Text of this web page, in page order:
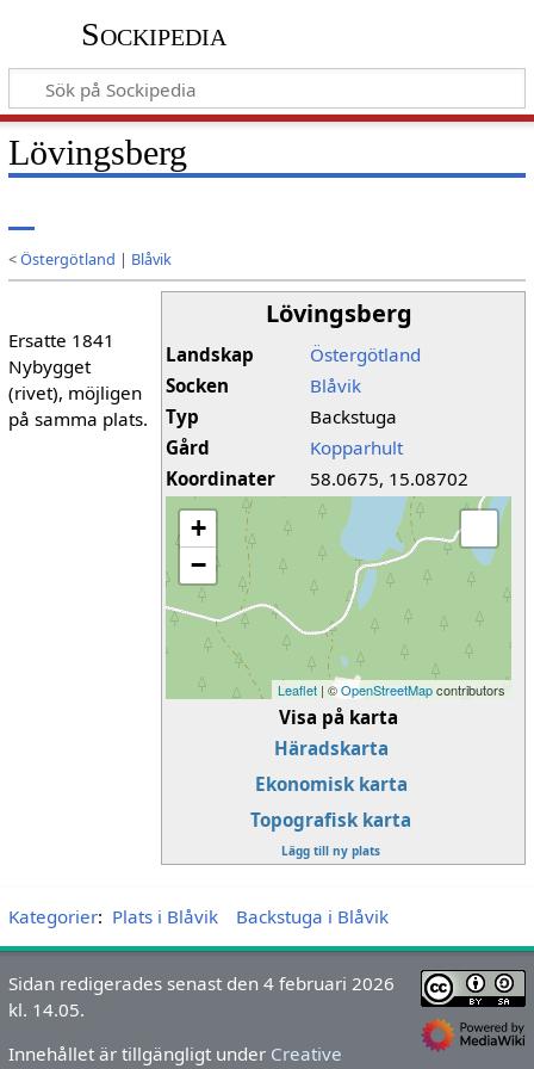
Sockipedia
Lövingsberg
<Östergötland | Blåvik
Lövingsberg
Landskap
Östergötland
Socken
Blåvik
Typ
Backstuga
Gård
Kopparhult
Koordinater
58.0675, 15.08702
+
−
Leaflet | ©OpenStreetMapcontributors
Visa på karta
Häradskarta
Ekonomisk karta
Topografisk karta
Lägg till ny plats
Ersatte 1841
Nybygget
(rivet), möjligen
på samma plats.
Kategorier: Plats i Blåvik Backstuga i Blåvik
Sidan redigerades senast den 4 februari 2026
kl. 14.05.
Innehållet är tillgängligt under Creative